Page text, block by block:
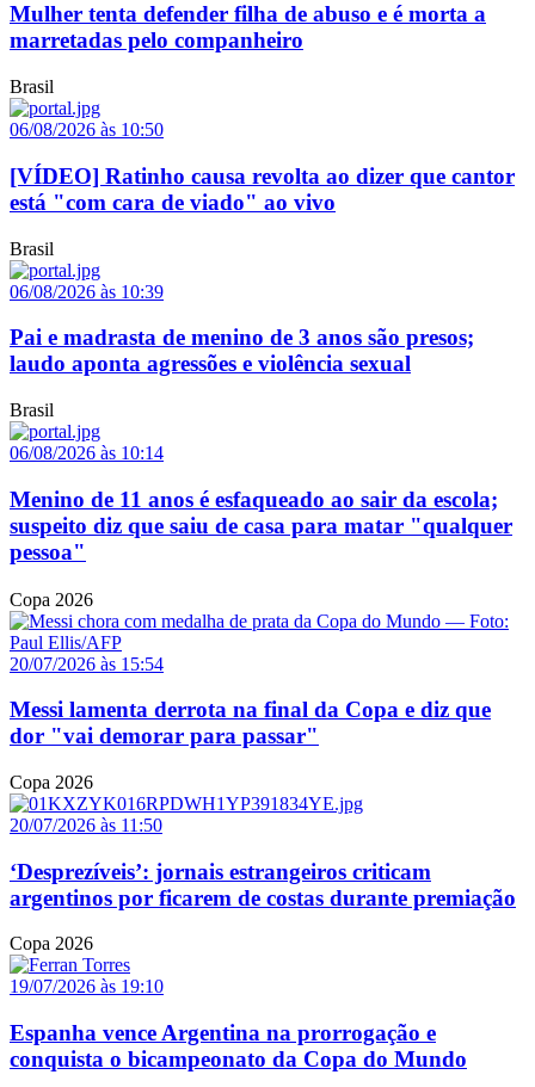
Mulher tenta defender filha de abuso e é morta a
marretadas pelo companheiro
Brasil
06/08/2026 às 10:50
[VÍDEO] Ratinho causa revolta ao dizer que cantor
está "com cara de viado" ao vivo
Brasil
06/08/2026 às 10:39
Pai e madrasta de menino de 3 anos são presos;
laudo aponta agressões e violência sexual
Brasil
06/08/2026 às 10:14
Menino de 11 anos é esfaqueado ao sair da escola;
suspeito diz que saiu de casa para matar "qualquer
pessoa"
Copa 2026
20/07/2026 às 15:54
Messi lamenta derrota na final da Copa e diz que
dor "vai demorar para passar"
Copa 2026
20/07/2026 às 11:50
‘Desprezíveis’: jornais estrangeiros criticam
argentinos por ficarem de costas durante premiação
Copa 2026
19/07/2026 às 19:10
Espanha vence Argentina na prorrogação e
conquista o bicampeonato da Copa do Mundo